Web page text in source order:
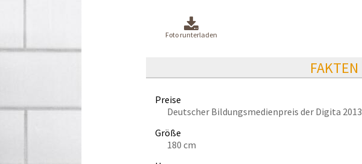
Foto runterladen
FAKTEN
Preise
Deutscher Bildungsmedienpreis der Digita 2013
Größe
180 cm